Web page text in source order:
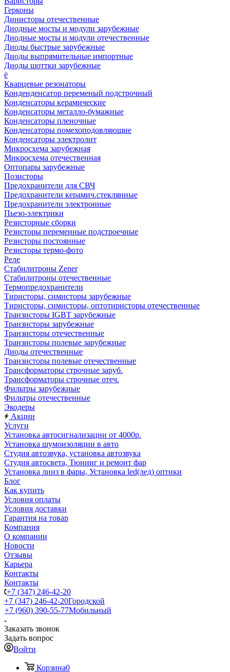
Герконы
Динисторы отечественные
Диодные мосты и модули зарубежные
Диодные мосты и модули отечественные
Диоды быстрые зарубежные
Диоды выпрямительные импортные
Диоды шоттки зарубежные
ё
Кварцевые резонаторы
Конденденсатор переменый подстрочный
Конденсаторы керамические
Конденсаторы металло-бумажные
Конденсаторы пленочные
Конденсаторы помехоподовляющие
Конденсаторы электролит
Микросхема зарубежная
Микросхема отечественная
Оптопары зарубежные
Позисторы
Предохранители для СВЧ
Предохранители керамич.стеклянные
Предохранители электронные
Пьезо-электрики
Резисторные сборки
Резисторы переменные подстроечные
Резисторы постоянные
Резисторы термо-фото
Реле
Стабилитроны Zener
Стабилитроны отечественные
Термопредохранители
Тиристоры, симисторы зарубежные
Тиристоры, симисторы, оптотиристоры отечественные
Транзисторы IGBT зарубежные
Транзисторы зарубежные
Транзисторы отечественные
Транзисторы полевые зарубежные
Диоды отечественные
Транзисторы полевые отечественные
Трансформаторы строчные заруб.
Трансформаторы строчные отеч.
Фильтры зарубежные
Фильтры отечественные
Экодеры
Акции
Услуги
Установка автосигнализации от 4000р.
Установка шумоизоляции в авто
Студия автозвука, установка автозвука
Студия автосвета, Тюнинг и ремонт фар
Установка линз в фары, Установка led(лед) оптики
Блог
Как купить
Условия оплаты
Условия доставки
Гарантия на товар
Компания
О компании
Новости
Отзывы
Карьера
Контакты
Контакты
+7 (347) 246-42-20
+7 (347) 246-42-20Городской
+7 (960) 390-55-77Мобильный
Заказать звонок
Задать вопрос
Войти
Корзина0